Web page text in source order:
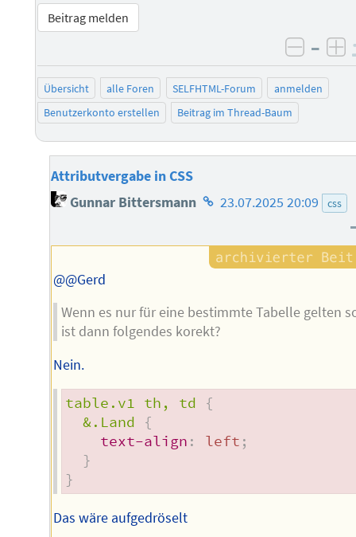
Beitrag melden
–
Übersicht alle Foren SELFHTML-Forum
anmelden
Benutzerkonto erstellen
Beitrag im Thread-Baum
Attributvergabe in CSS
Gunnar Bittersmann Homepage
Autors
23.07.2025 20:09 css
@@Gerd
Wenn es nur für eine bestimmte Tabelle gelten
ist dann folgendes korekt?
Nein.
table.v1 th, td
{
&.Land
{
text-align : left ;
}
}
Das wäre aufgedröselt